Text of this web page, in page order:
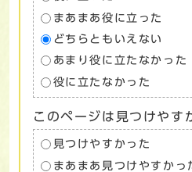
まあまあ役に立った
どちらともいえない
あまり役に立たなかった
役に立たなかった
このページは見つけやす
見つけやすかった
まあまあ見つけやすかっ